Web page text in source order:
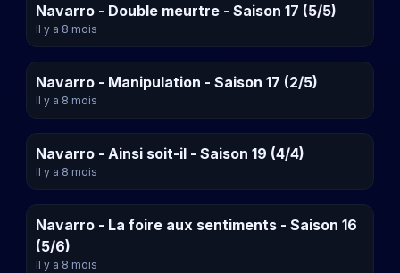
Navarro - Double meurtre - Saison 17 (5/5)
Il y a 8 mois
Navarro - Manipulation - Saison 17 (2/5)
Il y a 8 mois
Navarro - Ainsi soit-il - Saison 19 (4/4)
Il y a 8 mois
Navarro - La foire aux sentiments - Saison 16
(5/6)
Il y a 8 mois